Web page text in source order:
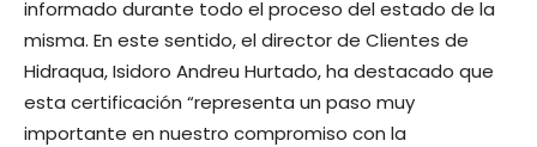
informado durante todo el proceso del estado de la
misma. En este sentido, el director de Clientes de
Hidraqua, Isidoro Andreu Hurtado, ha destacado que
esta certificación “representa un paso muy
importante en nuestro compromiso con la